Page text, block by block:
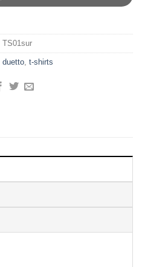
TS01sur
duetto t-shirts